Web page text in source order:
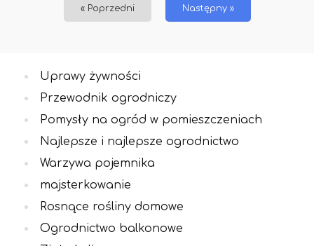
« Poprzedni Następny »
Uprawy żywności
Przewodnik ogrodniczy
Pomysły na ogród w pomieszczeniach
Najlepsze i najlepsze ogrodnictwo
Warzywa pojemnika
majsterkowanie
Rosnące rośliny domowe
Ogrodnictwo balkonowe